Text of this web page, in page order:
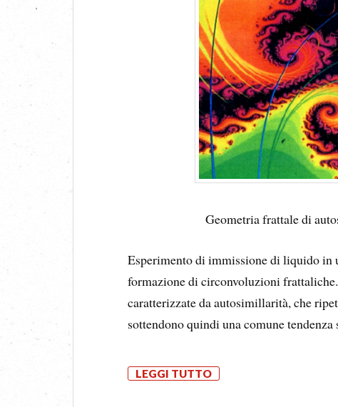
Geometria frattale di
Esperimento di immissione di liquido in
formazione di circonvoluzioni
caratterizzate da autosimillarità, che
sottendono quindi una comune tendenza
LEGGI TUTTO